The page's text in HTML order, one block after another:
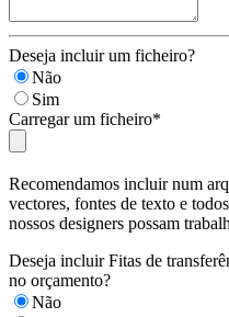
Deseja incluir um ficheiro?
Não
Sim
Carregar um ficheiro*
Recomendamos incluir num
vectores, fontes de texto e
nossos designers possam
Deseja incluir Fitas de
no orçamento?
Não